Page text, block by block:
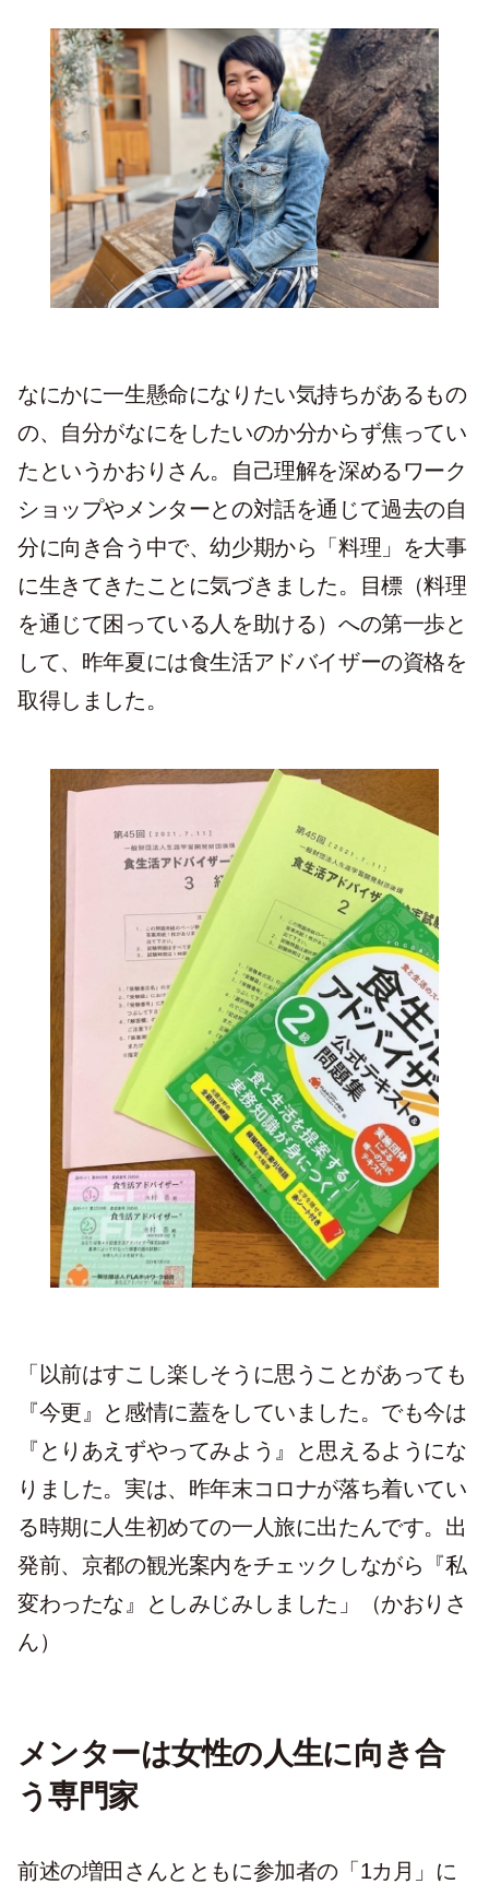
なにかに一生懸命になりたい気持ちがあるもの
の、自分がなにをしたいのか分からず焦ってい
たというかおりさん。自己理解を深めるワーク
ショップやメンターとの対話を通じて過去の自
分に向き合う中で、幼少期から「料理」を大事
に生きてきたことに気づきました。目標（料理
を通じて困っている人を助ける）への第一歩と
して、昨年夏には食生活アドバイザーの資格を
取得しました。
「以前はすこし楽しそうに思うことがあっても
『今更』と感情に蓋をしていました。でも今は
『とりあえずやってみよう』と思えるようにな
りました。実は、昨年末コロナが落ち着いてい
る時期に人生初めての一人旅に出たんです。出
発前、京都の観光案内をチェックしながら『私
変わったな』としみじみしました」（かおりさ
ん）
メンターは女性の人生に向き合
う専門家
前述の増田さんとともに参加者の「1カ月」に